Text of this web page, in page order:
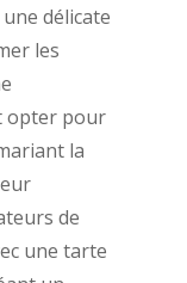
délicate
les
opter pour
la
de
une tarte